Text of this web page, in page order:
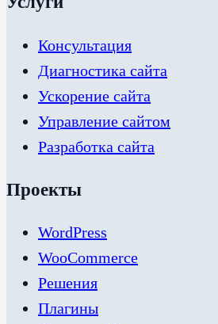
Консультация
Диагностика сайта
Ускорение сайта
Управление сайтом
Разработка сайта
Проекты
WordPress
WooCommerce
Решения
Плагины